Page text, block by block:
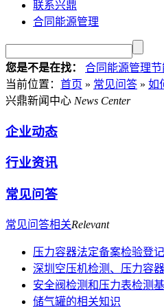
联系兴鼎
合同能源管理
您是不是在找： 合同能源管理节
当前位置 ： 首页 » 常见问答 » 如
兴鼎新闻中心 News Center
企业动态
行业资讯
常见问答
常见问答相关Relevant
压力容器法定备案检验登
深圳空压机检测、压力容
安全阀检测和压力表检测
储气罐的相关知识